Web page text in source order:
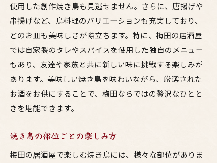
使用した創作焼き鳥も見逃せません。さらに、唐揚げや
串揚げなど、鳥料理のバリエーションも充実しており、
どのお皿も美味しさが際立ちます。特に、梅田の居酒屋
では自家製のタレやスパイスを使用した独自のメニュー
もあり、友達や家族と共に新しい味に挑戦する楽しみが
あります。美味しい焼き鳥を味わいながら、厳選された
お酒をお供にすることで、梅田ならではの贅沢なひとと
きを堪能できます。
焼き鳥の部位ごとの楽しみ方
梅田の居酒屋で楽しむ焼き鳥には、様々な部位がありま